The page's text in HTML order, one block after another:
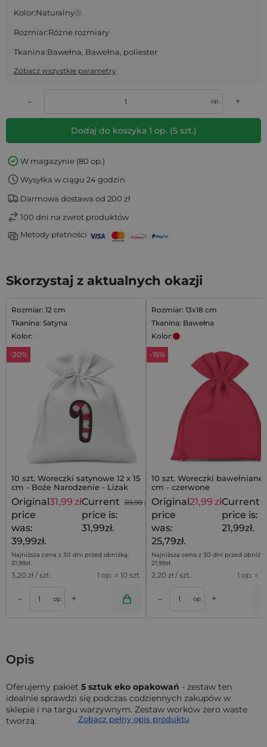
Kolor:Naturalny
Rozmiar:Różne rozmiary
Tkanina:Bawełna, Bawełna, poliester
Zobacz wszystkie parametry
– op. +
Dodaj do koszyka 1 op. (5szt.)
W magazynie (80 op.)
Wysyłka w ciągu 24 godzin
Darmowa dostawa od 200 zł
100 dni na zwrot produktów
Metody płatności
Skorzystaj z aktualnych okazji
Rozmiar: 12 cm
Tkanina: Satyna
Kolor:
-20%
10 szt. Woreczki satynowe 12 x 15
cm - Boże Narodzenie - Lizak
39,99 zł
Original
price
was:
39,99zł.
31,99 złCurrent
price is:
31,99zł.
Najniższa cena z 30 dni przed obniżką:
31,99zł.
3,20 zł / szt. 1 op. = 10 szt.
– op. +
Rozmiar: 13x18 cm
Tkanina: Bawełna
Kolor:
-15%
10 szt. Woreczki bawełniane
cm - czerwone
Original
price
was:
25,79zł.
21,99 złCurrent
price is:
21,99zł.
Najniższa cena z 30 dni przed
21,99zł.
2,20 zł / szt. 1 op. =
– op. +
Dodaj do koszyka
Opis
Oferujemy pakiet 5 sztuk eko opakowań - zestaw ten
idealnie sprawdzi się podczas codziennych zakupów w
sklepie i na targu warzywnym. Zestaw worków zero waste
tworzą:
Zobacz pełny opis produktu